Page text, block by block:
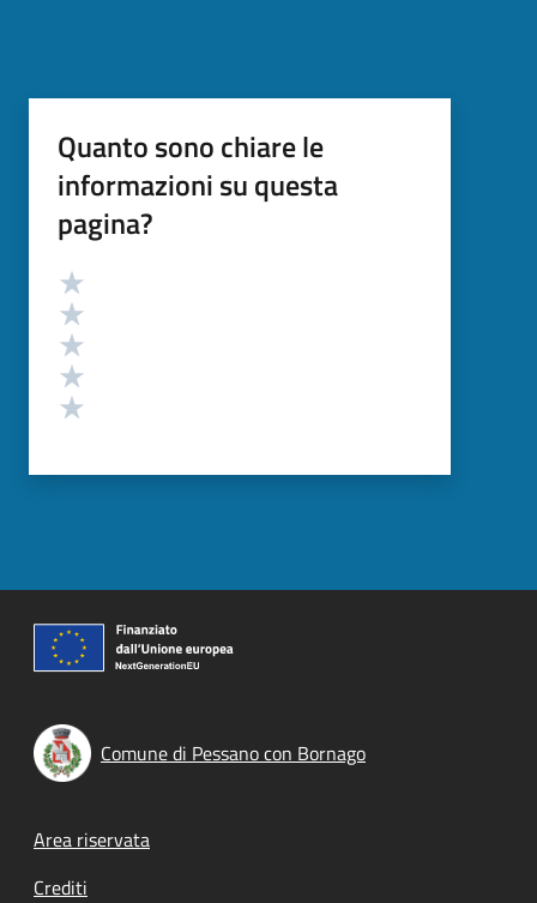
Quanto sono chiare le
informazioni su questa
pagina?
Valutazione
Comune di Pessano con Bornago
Footer menu
Area riservata
Crediti